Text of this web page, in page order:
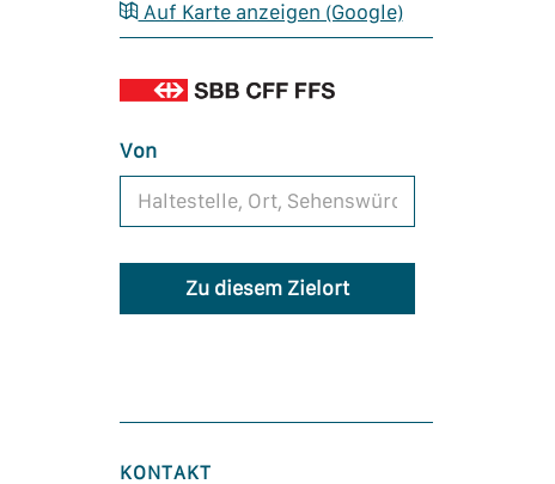
Auf Karte anzeigen (Google)
Von
Zu diesem Zielort
KONTAKT